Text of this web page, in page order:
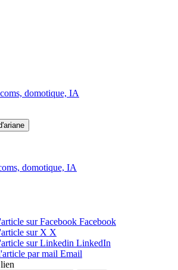
domotique, IA
domotique, IA
sur Facebook Facebook
sur X X
sur Linkedin LinkedIn
par mail Email